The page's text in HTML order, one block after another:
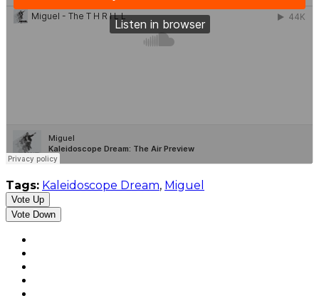
Tags: Kaleidoscope Dream, Miguel
Vote Up
Vote Down